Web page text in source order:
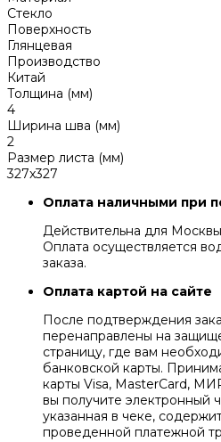
Стекло
Поверхность
Глянцевая
Производство
Китай
Толщина (мм)
4
Ширина шва (мм)
2
Размер листа (мм)
327x327
Оплата наличными при
Действительна для
Оплата осуществляется
заказа.
Оплата картой на сайте
После подтверждения
перенаправлены на
страницу, где вам
банковской карты.
карты Visa, MasterCard,
вы получите электронный
указанная в чеке,
проведенной платежной